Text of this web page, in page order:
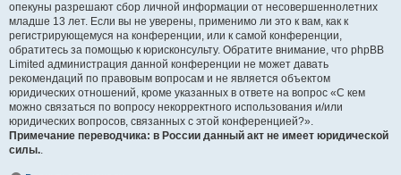
опекуны разрешают сбор личной информации от несовершеннолетних
младше 13 лет. Если вы не уверены, применимо ли это к вам, как к
регистрирующемуся на конференции, или к самой конференции,
обратитесь за помощью к юрисконсульту. Обратите внимание, что phpBB
Limited администрация данной конференции не может давать
рекомендаций по правовым вопросам и не является объектом
юридических отношений, кроме указанных в ответе на вопрос «С кем
можно связаться по вопросу некорректного использования и/или
юридических вопросов, связанных с этой конференцией?».
Примечание переводчика: в России данный акт не имеет юридической
силы..